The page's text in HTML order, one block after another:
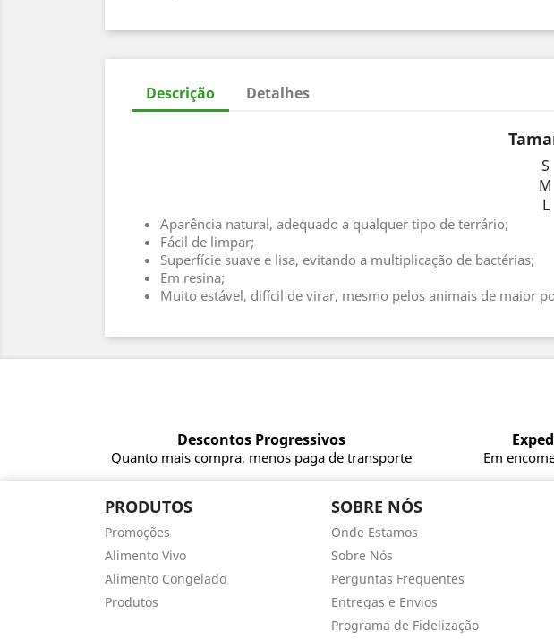
Descrição Detalhes
S
M
L
Aparência natural, adequado a qualquer tipo de terrário;
Fácil de limpar;
Superfície suave e lisa, evitando a multiplicação de bactérias;
Em resina;
Muito estável, difícil de virar, mesmo pelos animais de maior
Descontos Progressivos
Quanto mais compra, menos paga de transporte Em
PRODUTOS
Promoções
Alimento Vivo
Alimento Congelado
Produtos
SOBRE NÓS
Onde Estamos
Sobre Nós
Perguntas Frequentes
Entregas e Envios
Programa de Fidelização